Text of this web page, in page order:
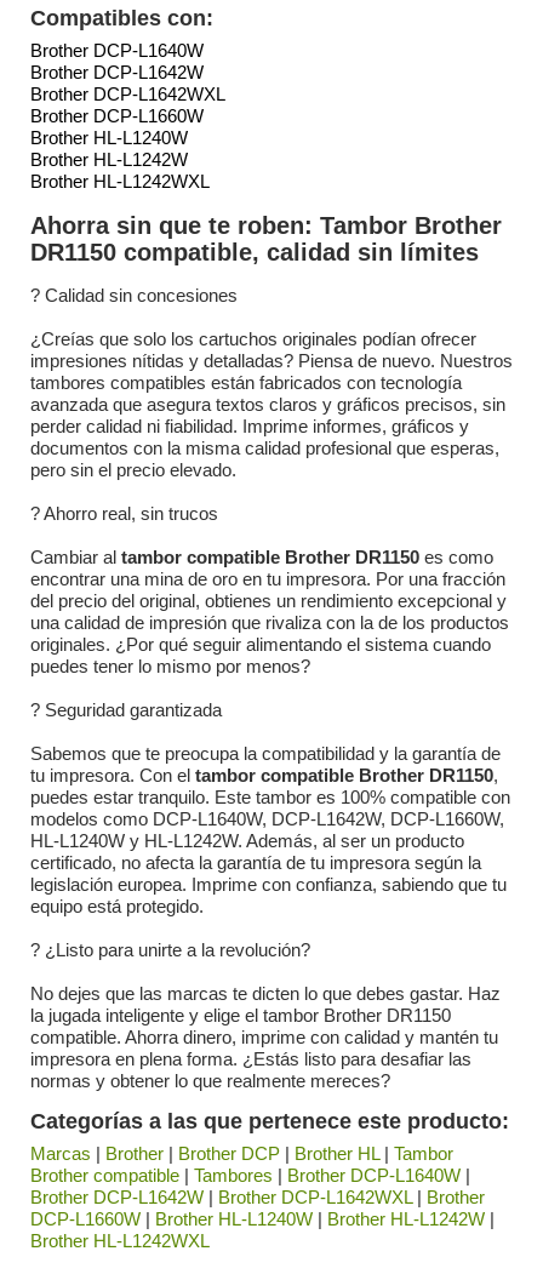
Compatibles con:
Brother DCP-L1640W
Brother DCP-L1642W
Brother DCP-L1642WXL
Brother DCP-L1660W
Brother HL-L1240W
Brother HL-L1242W
Brother HL-L1242WXL
Ahorra sin que te roben: Tambor Brother
DR1150 compatible, calidad sin límites
?️ Calidad sin concesiones
¿Creías que solo los cartuchos originales podían ofrecer
impresiones nítidas y detalladas? Piensa de nuevo. Nuestros
tambores compatibles están fabricados con tecnología
avanzada que asegura textos claros y gráficos precisos, sin
perder calidad ni fiabilidad. Imprime informes, gráficos y
documentos con la misma calidad profesional que esperas,
pero sin el precio elevado.
? Ahorro real, sin trucos
Cambiar al tambor compatible Brother DR1150 es como
encontrar una mina de oro en tu impresora. Por una fracción
del precio del original, obtienes un rendimiento excepcional y
una calidad de impresión que rivaliza con la de los productos
originales. ¿Por qué seguir alimentando el sistema cuando
puedes tener lo mismo por menos?
? Seguridad garantizada
Sabemos que te preocupa la compatibilidad y la garantía de
tu impresora. Con el tambor compatible Brother DR1150,
puedes estar tranquilo. Este tambor es 100% compatible con
modelos como DCP-L1640W, DCP-L1642W, DCP-L1660W,
HL-L1240W y HL-L1242W. Además, al ser un producto
certificado, no afecta la garantía de tu impresora según la
legislación europea. Imprime con confianza, sabiendo que tu
equipo está protegido.
? ¿Listo para unirte a la revolución?
No dejes que las marcas te dicten lo que debes gastar. Haz
la jugada inteligente y elige el tambor Brother DR1150
compatible. Ahorra dinero, imprime con calidad y mantén tu
impresora en plena forma. ¿Estás listo para desafiar las
normas y obtener lo que realmente mereces?
Categorías a las que pertenece este producto:
Marcas | Brother | Brother DCP | Brother HL| Tambor
Brother compatible | Tambores | Brother DCP-L1640W |
Brother DCP-L1642W | Brother DCP-L1642WXL| Brother
DCP-L1660W | Brother HL-L1240W | Brother HL-L1242W |
Brother HL-L1242WXL